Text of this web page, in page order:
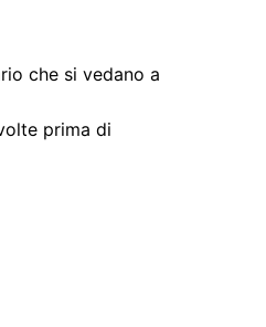
che si vedano a
prima di